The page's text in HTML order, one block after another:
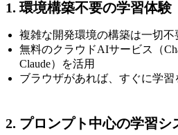
1. 環境構築不要の学習体験
複雑な開発環境の構築は一切不
無料のクラウドAIサービス（
Claude）を活用
ブラウザがあれば、すぐに学習
2. プロンプト中心の学習シ